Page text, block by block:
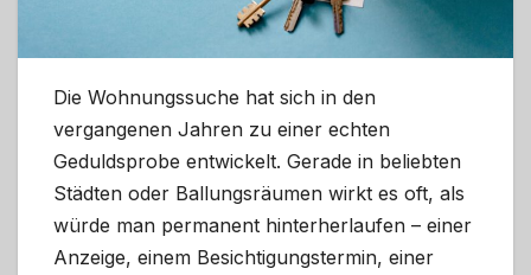
Die Wohnungssuche hat sich in den
vergangenen Jahren zu einer echten
Geduldsprobe entwickelt. Gerade in beliebten
Städten oder Ballungsräumen wirkt es oft, als
würde man permanent hinterherlaufen – einer
Anzeige, einem Besichtigungstermin, einer